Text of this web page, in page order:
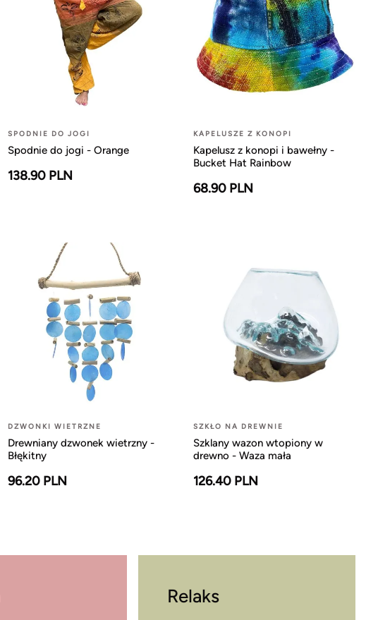
SPODNIE DO JOGI
Spodnie do jogi - Orange
138.90 PLN
KAPELUSZE Z KONOPI
Kapelusz z konopi i bawełny -
Bucket Hat Rainbow
68.90 PLN
DZWONKI WIETRZNE
Drewniany dzwonek wietrzny -
Błękitny
96.20 PLN
SZKŁO NA DREWNIE
Szklany wazon wtopiony w
drewno - Waza mała
126.40 PLN
Relaks